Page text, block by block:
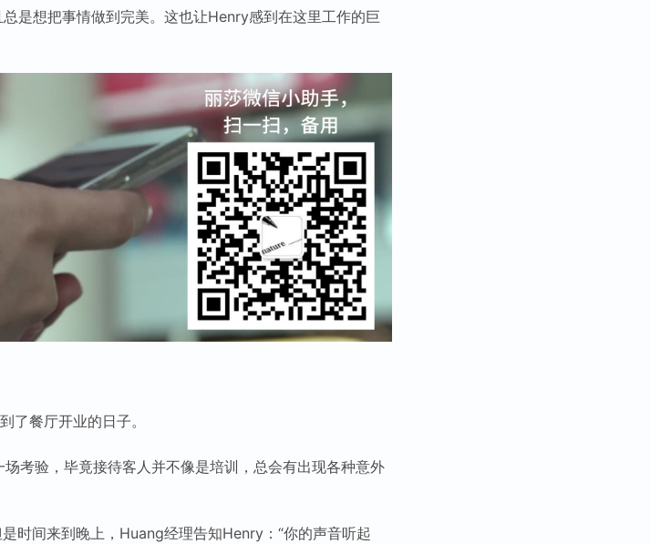
是想把事情做到完美。这也让Henry感到在这里工作的巨
了餐厅开业的日子。
考验，毕竟接待客人并不像是培训，总会有出现各种意外
时间来到晚上，Huang经理告知Henry：“你的声音听起